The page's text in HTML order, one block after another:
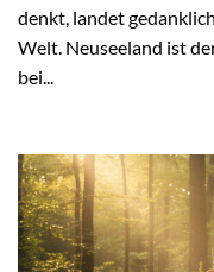
denkt, landet
Welt. Neuseeland ist
bei...